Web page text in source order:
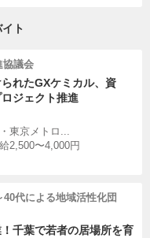
ト
協議会
れたGXケミカル、資
ジェクト推進
東京メトロ...
2,500〜4,000円
代による地域活性化団
千葉で若者の居場所を育